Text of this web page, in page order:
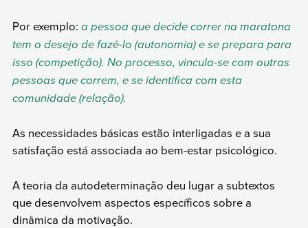
Por exemplo: a pessoa que decide correr na maratona
tem o desejo de fazê-lo (autonomia) e se prepara para
isso (competição). No processo, vincula-se com outras
pessoas que correm, e se identifica com esta
comunidade (relação).
As necessidades básicas estão interligadas e a sua
satisfação está associada ao bem-estar psicológico.
A teoria da autodeterminação deu lugar a subtextos
que desenvolvem aspectos específicos sobre a
dinâmica da motivação.